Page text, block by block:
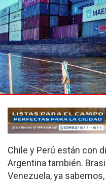
Chile y Perú están con
Argentina también.
Venezuela, ya